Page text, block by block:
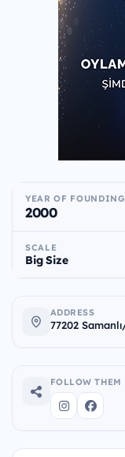
YEAR OF FOUNDING
2000
SCALE
Big Size
ADDRESS
77202
FOLLOW THEM